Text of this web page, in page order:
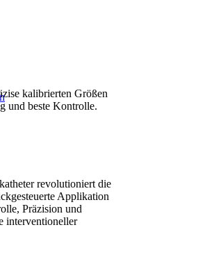
kalibrierten Größen
und beste Kontrolle.
revolutioniert die
Applikation
Präzision und
interventioneller